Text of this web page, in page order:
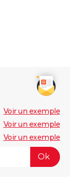
Voir un exemple
Voir un exemple
Voir un exemple